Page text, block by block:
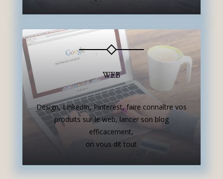
WEB
Design, LinkedIn, Pinterest, faire connaître vos
produits sur le web, lancer son blog
efficacement,
on vous dit tout